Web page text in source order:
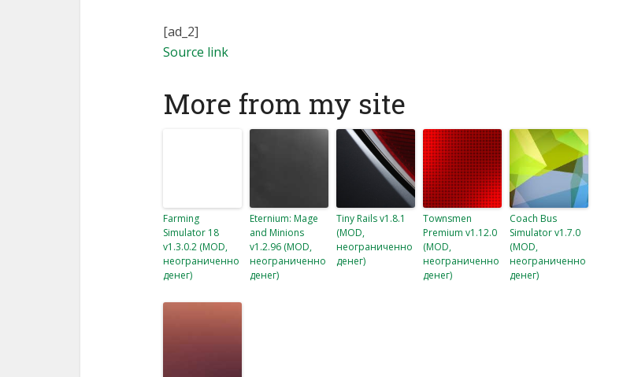
[ad_2]
Source link
More from my site
Farming
Simulator 18
v1.3.0.2 (MOD,
неограниченно
денег)
Eternium: Mage
and Minions
v1.2.96 (MOD,
неограниченно
денег)
Tiny Rails v1.8.1
(MOD,
неограниченно
денег)
Townsmen
Premium v1.12.0
(MOD,
неограниченно
денег)
Coach Bus
Simulator v1.7.0
(MOD,
неограниченно
денег)